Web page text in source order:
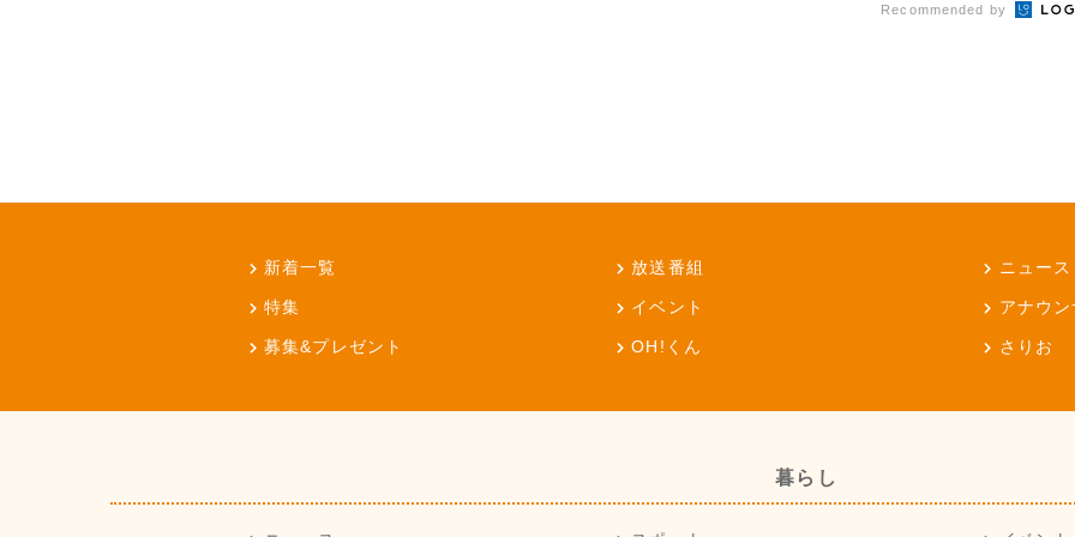
Recommended by
新着一覧 放送番組 ニュース
特集 イベント アナウ
募集&プレゼント OH!くん さりお
暮らし